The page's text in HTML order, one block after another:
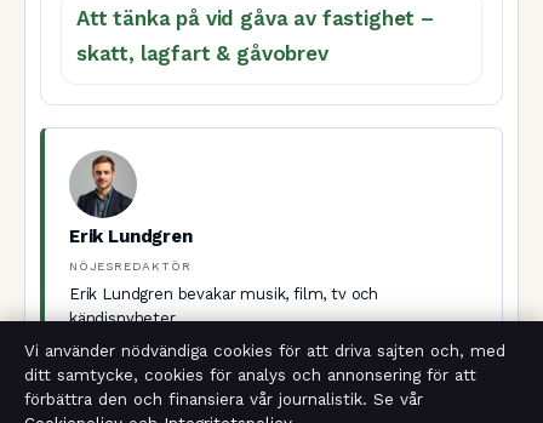
Att tänka på vid gåva av fastighet –
skatt, lagfart & gåvobrev
Erik Lundgren
NÖJESREDAKTÖR
Erik Lundgren bevakar musik, film, tv och
kändisnyheter.
KATEGORIER
BLOGG
LEYTON ORIENT MOT MAN CITY: LAGUPPSTÄLLNING &
Vi använder nödvändiga cookies för att driva sajten och, med
ditt samtycke, cookies för analys och annonsering för att
förbättra den och finansiera vår journalistik. Se vår